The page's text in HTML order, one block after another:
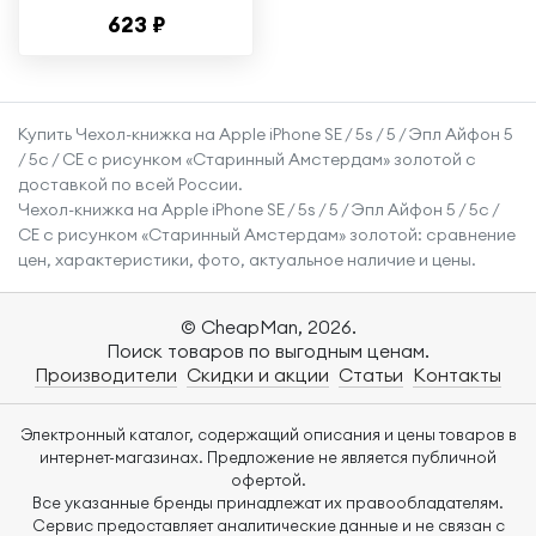
iPhone 14 Pro /
смартфона Эпл
Айфон 14 Про с
защитой углов /
Прозрачный
623 ₽
Купить Чехол-книжка на Apple iPhone SE / 5s / 5 / Эпл Айфон 5
/ 5с / СЕ с рисунком «Старинный Амстердам» золотой с
доставкой по всей России.
Чехол-книжка на Apple iPhone SE / 5s / 5 / Эпл Айфон 5 / 5с /
СЕ с рисунком «Старинный Амстердам» золотой: сравнение
цен, характеристики, фото, актуальное наличие и цены.
© CheapMan, 2026.
Поиск товаров по выгодным ценам.
Производители Скидки и акции Статьи Контакты
Электронный каталог, содержащий описания и цены товаров в
интернет-магазинах. Предложение не является публичной
офертой.
Все указанные бренды принадлежат их правообладателям.
Сервис предоставляет аналитические данные и не связан с